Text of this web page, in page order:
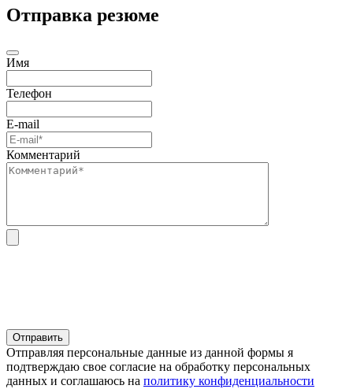
Отправка резюме
Имя
Телефон
E-mail
Комментарий
Отправляя персональные данные из данной формы я
подтверждаю свое согласие на обработку персональных
данных и соглашаюсь на политику конфиденциальности